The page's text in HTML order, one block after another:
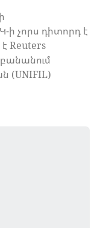
ի չորս դիտորդ է
Reuters
(UNIFIL)